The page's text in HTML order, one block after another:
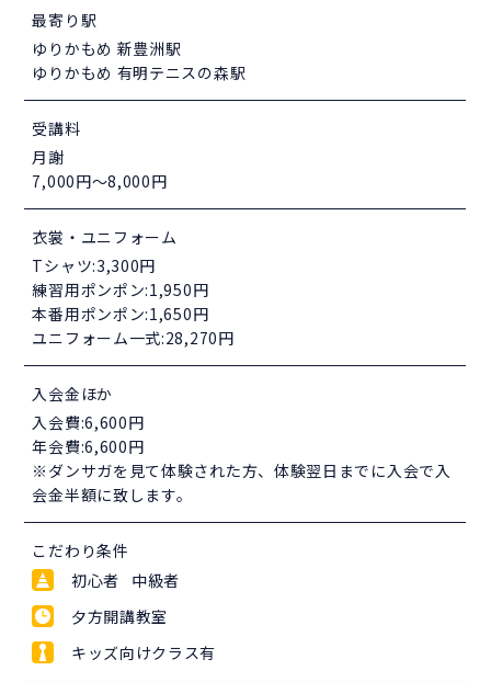
最寄り駅
ゆりかもめ 新豊洲駅
ゆりかもめ 有明テニスの森駅
受講料
月謝
7,000円～8,000円
衣裳・ユニフォーム
Tシャツ:3,300円
練習用ポンポン:1,950円
本番用ポンポン:1,650円
ユニフォーム一式:28,270円
入会金ほか
入会費:6,600円
年会費:6,600円
※ダンサガを見て体験された方、体験翌日までに入会で入
会金半額に致します。
こだわり条件
初心者 中級者
夕方開講教室
キッズ向けクラス有